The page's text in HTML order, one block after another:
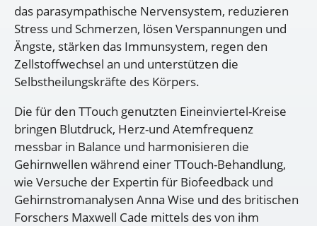
das parasympathische Nervensystem, reduzieren
Stress und Schmerzen, lösen Verspannungen und
Ängste, stärken das Immunsystem, regen den
Zellstoffwechsel an und unterstützen die
Selbstheilungskräfte des Körpers.
Die für den TTouch genutzten Eineinviertel-Kreise
bringen Blutdruck, Herz-und Atemfrequenz
messbar in Balance und harmonisieren die
Gehirnwellen während einer TTouch-Behandlung,
wie Versuche der Expertin für Biofeedback und
Gehirnstromanalysen Anna Wise und des britischen
Forschers Maxwell Cade mittels des von ihm